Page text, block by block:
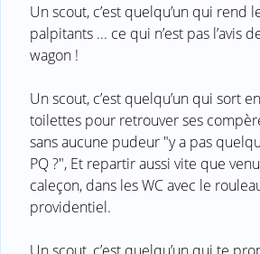
Un scout, c’est quelqu’un qui rend
palpitants ... ce qui n’est pas l’avis
wagon !
Un scout, c’est quelqu’un qui sort
toilettes pour retrouver ses
sans aucune pudeur "y a pas
PQ ?", Et repartir aussi vite que
caleçon, dans les WC avec le
providentiel.